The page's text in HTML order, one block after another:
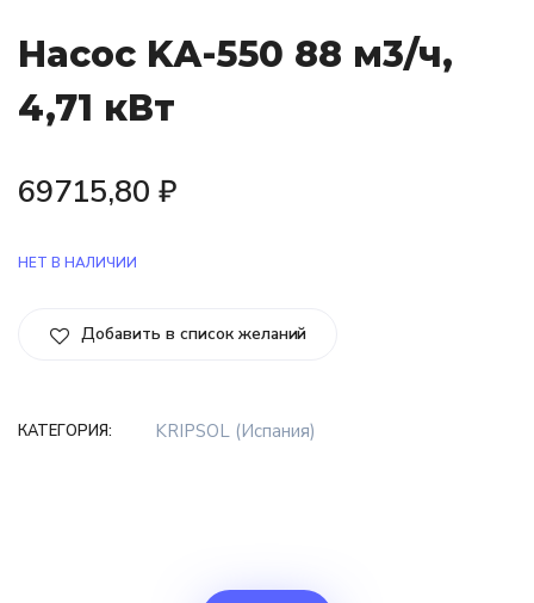
Насос KА-550 88 м3/ч,
4,71 кВт
69715,80 ₽
НЕТ В НАЛИЧИИ
Добавить в список желаний
КАТЕГОРИЯ: KRIPSOL (Испания)